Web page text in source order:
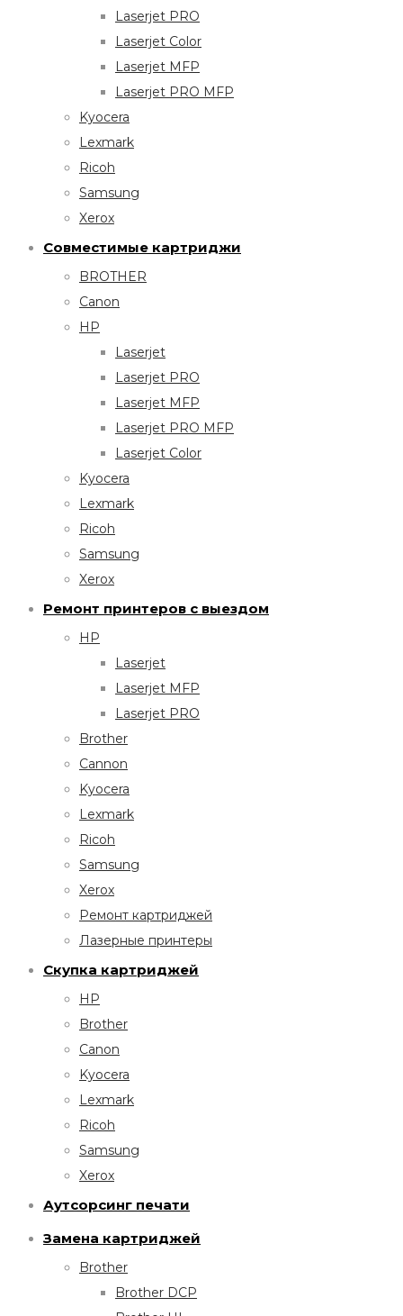
Laserjet PRO
Laserjet Color
Laserjet MFP
Laserjet PRO MFP
Kyocera
Lexmark
Ricoh
Samsung
Xerox
Совместимые картриджи
BROTHER
Canon
HP
Laserjet
Laserjet PRO
Laserjet MFP
Laserjet PRO MFP
Laserjet Color
Kyocera
Lexmark
Ricoh
Samsung
Xerox
Ремонт принтеров с выездом
HP
Laserjet
Laserjet MFP
Laserjet PRO
Brother
Cannon
Kyocera
Lexmark
Ricoh
Samsung
Xerox
Ремонт картриджей
Лазерные принтеры
Скупка картриджей
HP
Brother
Canon
Kyocera
Lexmark
Ricoh
Samsung
Xerox
Аутсорсинг печати
Замена картриджей
Brother
Brother DCP